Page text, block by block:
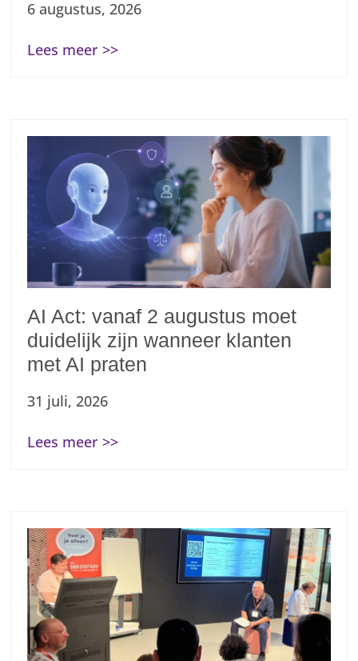
6 augustus, 2026
Lees meer >>
AI Act: vanaf 2 augustus moet
duidelijk zijn wanneer klanten
met AI praten
31 juli, 2026
Lees meer >>